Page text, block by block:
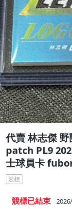
代賣 林志傑
patch PL9
士球員卡
競標
競標已結束